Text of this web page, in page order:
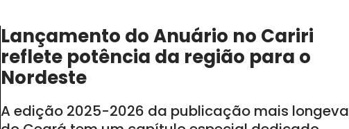
Lançamento do Anuário no Cariri
reflete potência da região para o
Nordeste
A edição 2025-2026 da publicação mais longeva